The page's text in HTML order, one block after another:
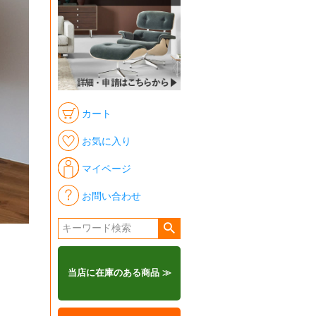
カート
お気に入り
マイページ
お問い合わせ
当店に在庫のある商品 ≫